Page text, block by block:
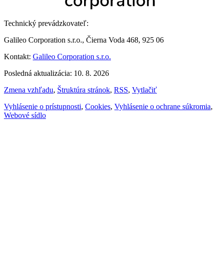
Technický prevádzkovateľ:
Galileo Corporation s.r.o., Čierna Voda 468, 925 06
Kontakt: Galileo Corporation s.r.o.
Posledná aktualizácia: 10. 8. 2026
Zmena vzhľadu, Štruktúra stránok, RSS, Vytlačiť
Vyhlásenie o prístupnosti, Cookies, Vyhlásenie o ochrane súkromia,
Webové sídlo